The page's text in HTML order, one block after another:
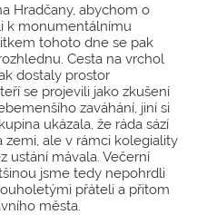
Hradčany, abychom o
k monumentálnímu
tohoto dne se pak
Cesta na vrchol
dostaly prostor
se projevili jako zkušení
zaváhání, jiní si
ukázala, že ráda sází
zemi, ale v rámci kolegiality
ustání mávala. Večerní
jsme tedy nepohrdli
přáteli a přitom
města.